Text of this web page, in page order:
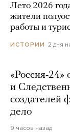
Лето 2026
жители
работы и
ИСТОРИИ 2 дня
«Россия-24»
и
создателей
дело
9 часов назад